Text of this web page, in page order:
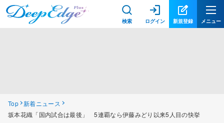
検索 ログイン 新規登録 メニュー
Top 新着ニュース
坂本花織「国内試合は最後」 5連覇なら伊藤みどり以来5人目の快挙